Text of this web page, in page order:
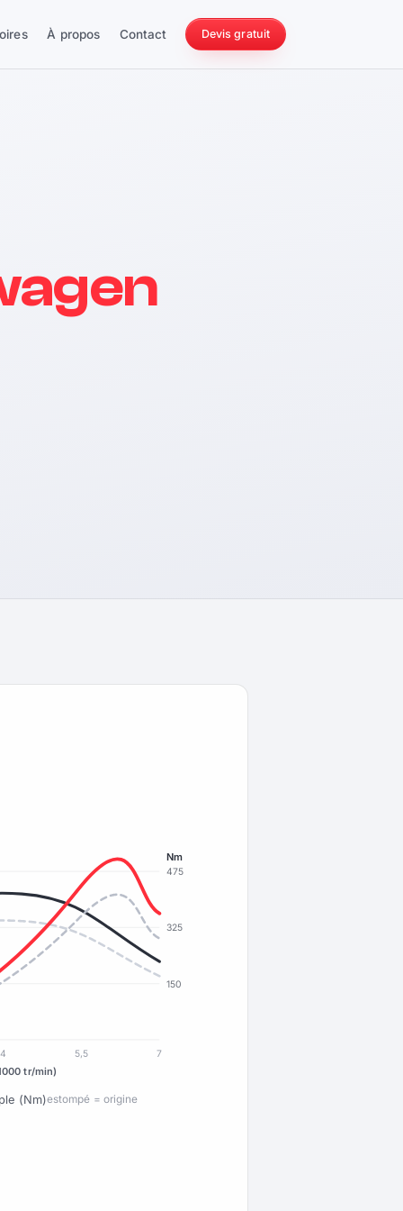
À propos Contact Devis gratuit
150
325
475
Nm
4 5,5 7
tr/min)
(Nm)estompé = origine